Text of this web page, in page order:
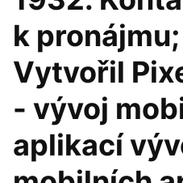
k
Vytvořil
- vývoj
aplikací